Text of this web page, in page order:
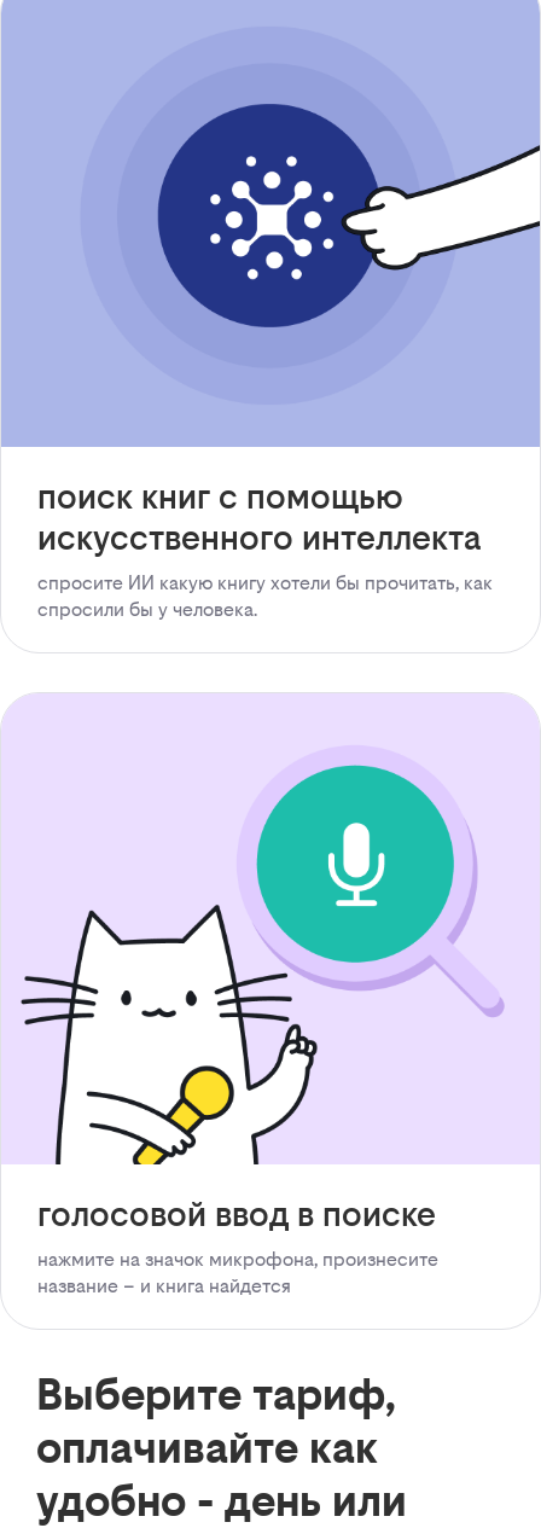
поиск книг с помощью
искусственного интеллекта
спросите ИИ какую книгу хотели бы прочитать, как
спросили бы у человека.
голосовой ввод в поиске
нажмите на значок микрофона, произнесите
название – и книга найдется
Выберите тариф,
оплачивайте как
удобно - день или